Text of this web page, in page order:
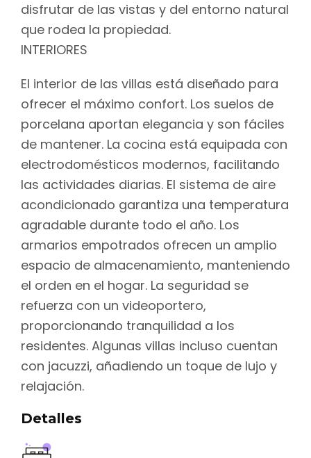
disfrutar de las vistas y del entorno natural
que rodea la propiedad.
INTERIORES
El interior de las villas está diseñado para
ofrecer el máximo confort. Los suelos de
porcelana aportan elegancia y son fáciles
de mantener. La cocina está equipada con
electrodomésticos modernos, facilitando
las actividades diarias. El sistema de aire
acondicionado garantiza una temperatura
agradable durante todo el año. Los
armarios empotrados ofrecen un amplio
espacio de almacenamiento, manteniendo
el orden en el hogar. La seguridad se
refuerza con un videoportero,
proporcionando tranquilidad a los
residentes. Algunas villas incluso cuentan
con jacuzzi, añadiendo un toque de lujo y
relajación.
Detalles